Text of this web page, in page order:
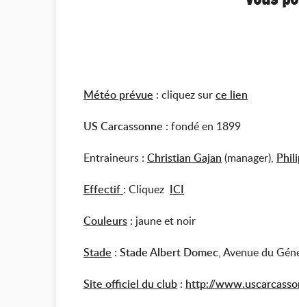
Météo prévue : cliquez surce lien
US Carcassonne : fondé en 1899
Entraineurs : Christian Gajan (manager),
Effectif : Cliquez ICI
Couleurs : jaune et noir
Stade : Stade Albert Domec, Avenue du
Site officiel du club : http://